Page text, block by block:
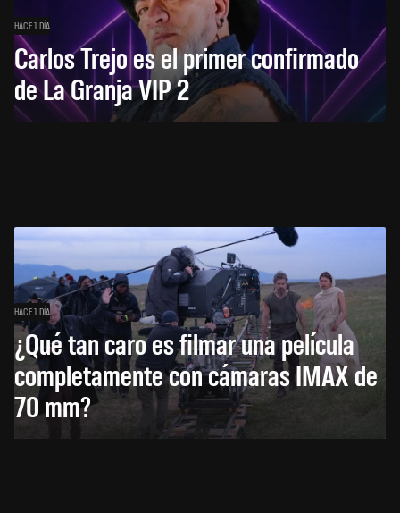
HACE 1 DÍA
Carlos Trejo es el primer confirmado
de La Granja VIP 2
HACE 1 DÍA
¿Qué tan caro es filmar una película
completamente con cámaras IMAX de
70 mm?